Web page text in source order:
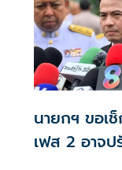
นายกฯ ขอเ
เฟส 2 อาจ